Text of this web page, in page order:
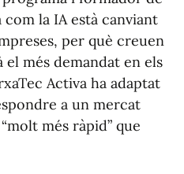
la IA està canviant
per què creuen
el més demandat en els
Activa ha adaptat
a un mercat
més ràpid” que